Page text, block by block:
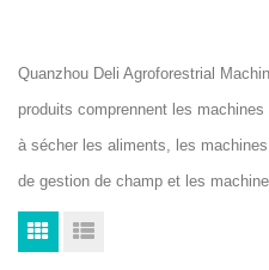
Quanzhou Deli Agroforestrial
produits comprennent les
à sécher les aliments, les
de gestion de champ et les